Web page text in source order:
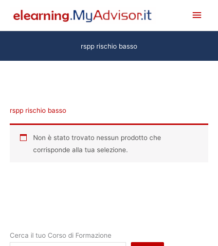
contenuto
rspp rischio basso
rspp rischio basso
Non è stato trovato nessun prodotto che
corrisponde alla tua selezione.
Cerca il tuo Corso di Formazione